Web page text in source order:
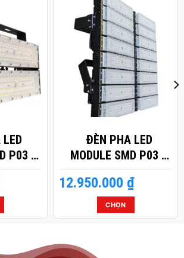
P03 –
100W
ĐÈN PHA LED
MODULE SMD P03 –
CÔNG SUẤT 800W
12.950.000 ₫
CHỌN
Sản